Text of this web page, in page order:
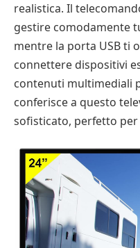
realistica. Il
gestire comodamente
mentre la porta USB ti
connettere dispositivi
contenuti multimediali
conferisce a questo
sofisticato, perfetto